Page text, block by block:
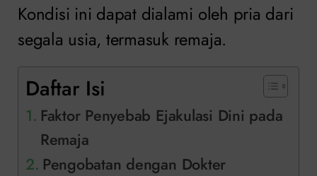
Kondisi ini dapat dialami oleh pria dari
segala usia, termasuk remaja.
Daftar Isi
Faktor Penyebab Ejakulasi Dini pada
Remaja
Pengobatan dengan Dokter